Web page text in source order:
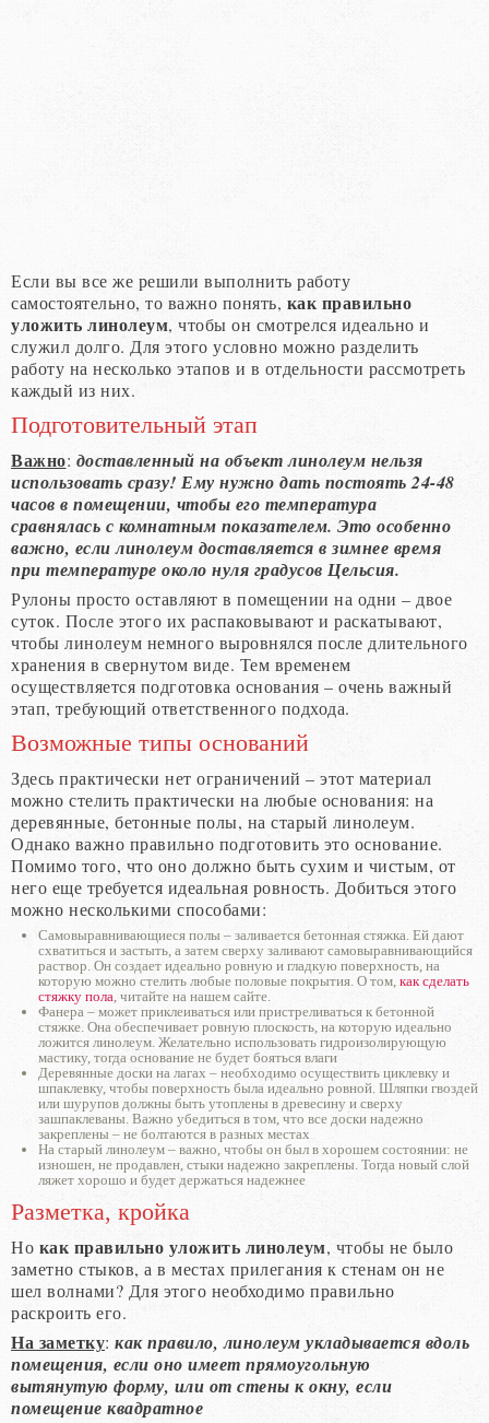
Если вы все же решили выполнить работу
самостоятельно, то важно понять, как правильно
уложить линолеум, чтобы он смотрелся идеально и
служил долго. Для этого условно можно разделить
работу на несколько этапов и в отдельности рассмотреть
каждый из них.
Подготовительный этап
Важно: доставленный на объект линолеум нельзя
использовать сразу! Ему нужно дать постоять 24-48
часов в помещении, чтобы его температура
сравнялась с комнатным показателем. Это особенно
важно, если линолеум доставляется в зимнее время
при температуре около нуля градусов Цельсия.
Рулоны просто оставляют в помещении на одни – двое
суток. После этого их распаковывают и раскатывают,
чтобы линолеум немного выровнялся после длительного
хранения в свернутом виде. Тем временем
осуществляется подготовка основания – очень важный
этап, требующий ответственного подхода.
Возможные типы оснований
Здесь практически нет ограничений – этот материал
можно стелить практически на любые основания: на
деревянные, бетонные полы, на старый линолеум.
Однако важно правильно подготовить это основание.
Помимо того, что оно должно быть сухим и чистым, от
него еще требуется идеальная ровность. Добиться этого
можно несколькими способами:
Самовыравнивающиеся полы – заливается бетонная стяжка. Ей дают
схватиться и застыть, а затем сверху заливают самовыравнивающийся
раствор. Он создает идеально ровную и гладкую поверхность, на
которую можно стелить любые половые покрытия. О том, как сделать
стяжку пола , читайте на нашем сайте.
Фанера – может приклеиваться или пристреливаться к бетонной
стяжке. Она обеспечивает ровную плоскость, на которую идеально
ложится линолеум. Желательно использовать гидроизолирующую
мастику, тогда основание не будет бояться влаги
Деревянные доски на лагах – необходимо осуществить циклевку и
шпаклевку, чтобы поверхность была идеально ровной. Шляпки гвоздей
или шурупов должны быть утоплены в древесину и сверху
зашпаклеваны. Важно убедиться в том, что все доски надежно
закреплены – не болтаются в разных местах
На старый линолеум – важно, чтобы он был в хорошем состоянии: не
изношен, не продавлен, стыки надежно закреплены. Тогда новый слой
ляжет хорошо и будет держаться надежнее
Разметка, кройка
Но как правильно уложить линолеум, чтобы не было
заметно стыков, а в местах прилегания к стенам он не
шел волнами? Для этого необходимо правильно
раскроить его.
На заметку: как правило, линолеум укладывается вдоль
помещения, если оно имеет прямоугольную
вытянутую форму, или от стены к окну, если
помещение квадратное